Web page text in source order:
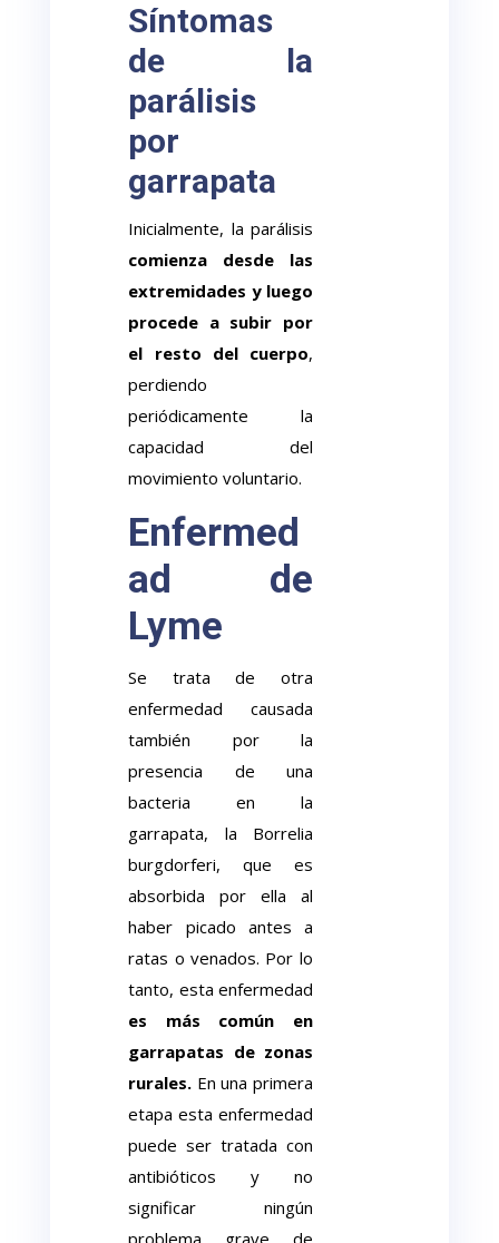
Síntomas
de la
parálisis
por
garrapata
Inicialmente, la parálisis
comienza desde las
extremidades y luego
procede a subir por
el resto del cuerpo,
perdiendo
periódicamente la
capacidad del
movimiento voluntario.
Enfermed
ad de
Lyme
Se trata de otra
enfermedad causada
también por la
presencia de una
bacteria en la
garrapata, la Borrelia
burgdorferi, que es
absorbida por ella al
haber picado antes a
ratas o venados. Por lo
tanto, esta enfermedad
es más común en
garrapatas de zonas
rurales. En una primera
etapa esta enfermedad
puede ser tratada con
antibióticos y no
significar ningún
problema grave de